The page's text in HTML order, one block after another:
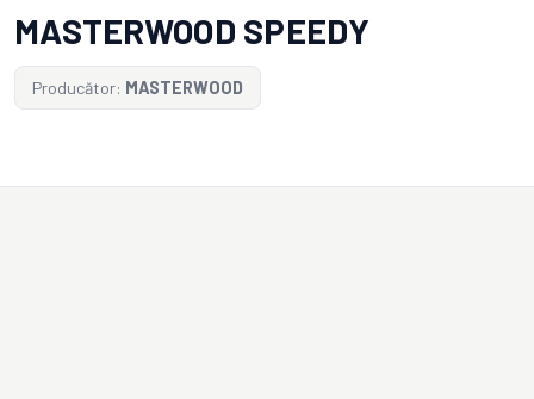
MASTERWOOD SPEEDY
Producător: MASTERWOOD